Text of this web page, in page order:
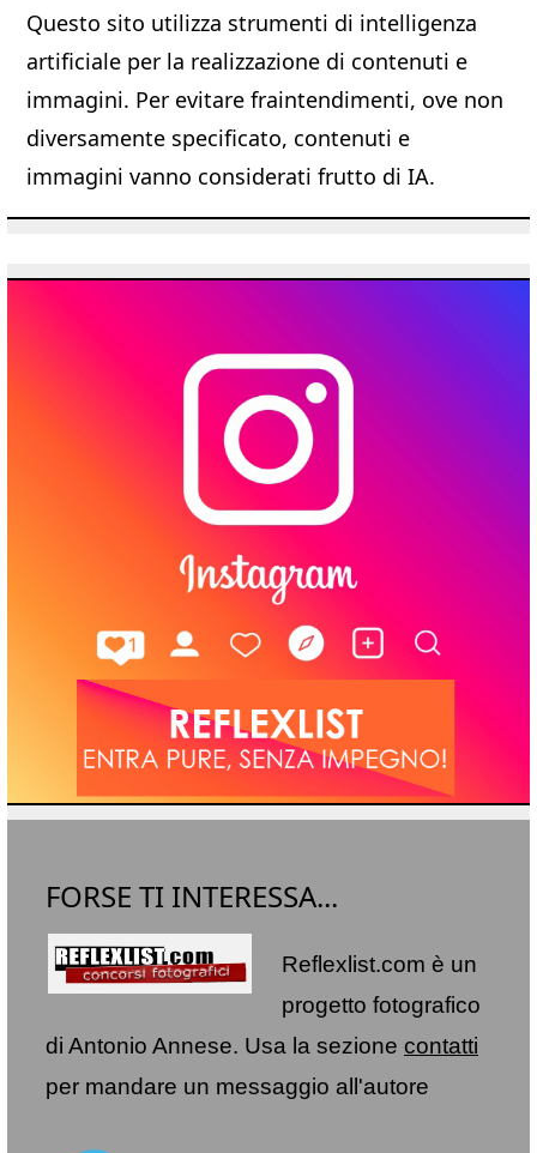
Questo sito utilizza strumenti di intelligenza
artificiale per la realizzazione di contenuti e
immagini. Per evitare fraintendimenti, ove non
diversamente specificato, contenuti e
immagini vanno considerati frutto di IA.
FORSE TI INTERESSA...
Reflexlist.com è un
progetto fotografico
di Antonio Annese. Usa la sezione contatti
per mandare un messaggio all'autore